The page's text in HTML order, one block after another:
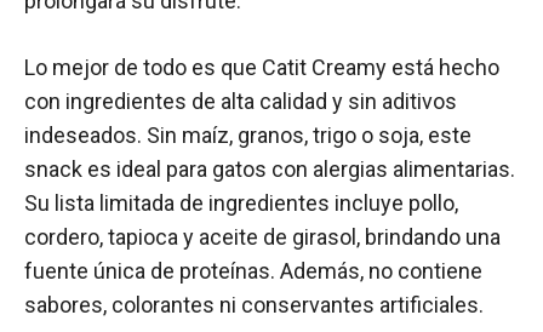
Lo mejor de todo es que Catit Creamy está hecho
con ingredientes de alta calidad y sin aditivos
indeseados. Sin maíz, granos, trigo o soja, este
snack es ideal para gatos con alergias alimentarias.
Su lista limitada de ingredientes incluye pollo,
cordero, tapioca y aceite de girasol, brindando una
fuente única de proteínas. Además, no contiene
sabores, colorantes ni conservantes artificiales.